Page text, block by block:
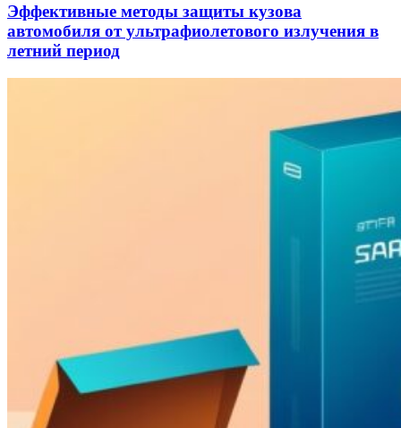
Эффективные методы защиты кузова
автомобиля от ультрафиолетового излучения в
летний период